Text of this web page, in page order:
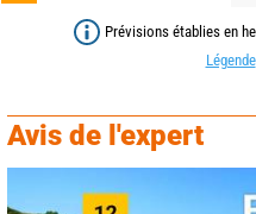
Prévisions établies en
Légende
Avis de l'expert